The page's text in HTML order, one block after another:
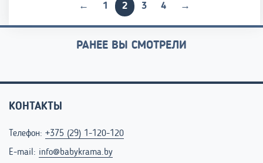
← 1 2 3 4 →
РАНЕЕ ВЫ СМОТРЕЛИ
КОНТАКТЫ
Телефон: +375 (29) 1-120-120
E-mail: info@babykrama.by